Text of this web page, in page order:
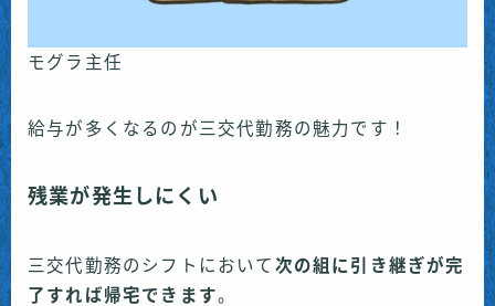
モグラ主任
給与が多くなるのが三交代勤務の魅力です！
残業が発生しにくい
三交代勤務のシフトにおいて 次の組に引き継ぎが完
了すれば帰宅できます。